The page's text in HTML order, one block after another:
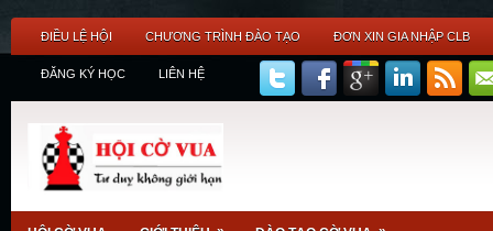
ĐIỀU LỆ HỘI CHƯƠNG TRÌNH ĐÀO TẠO ĐƠN XIN GIA NHẬP CLB
ĐĂNG KÝ HỌC LIÊN HỆ